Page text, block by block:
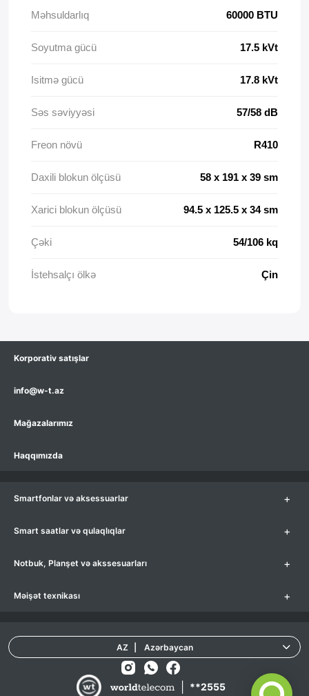
Məhsuldarlıq 60000 BTU
Soyutma gücü 17.5 kVt
Isitmə gücü 17.8 kVt
Səs səviyyəsi 57/58 dB
Freon növü R410
Daxili blokun ölçüsü 58 x 191 x 39 sm
Xarici blokun ölçüsü 94.5 x 125.5 x 34 sm
Çəki 54/106 kq
İstehsalçı ölkə Çin
Korporativ satışlar
info@w-t.az
Mağazalarımız
Haqqımızda
Smartfonlar və aksessuarlar +
Smart saatlar və qulaqlıqlar +
Notbuk, Planşet və akssesuarları +
Məişət texnikası +
**2555
AZ Azərbaycan